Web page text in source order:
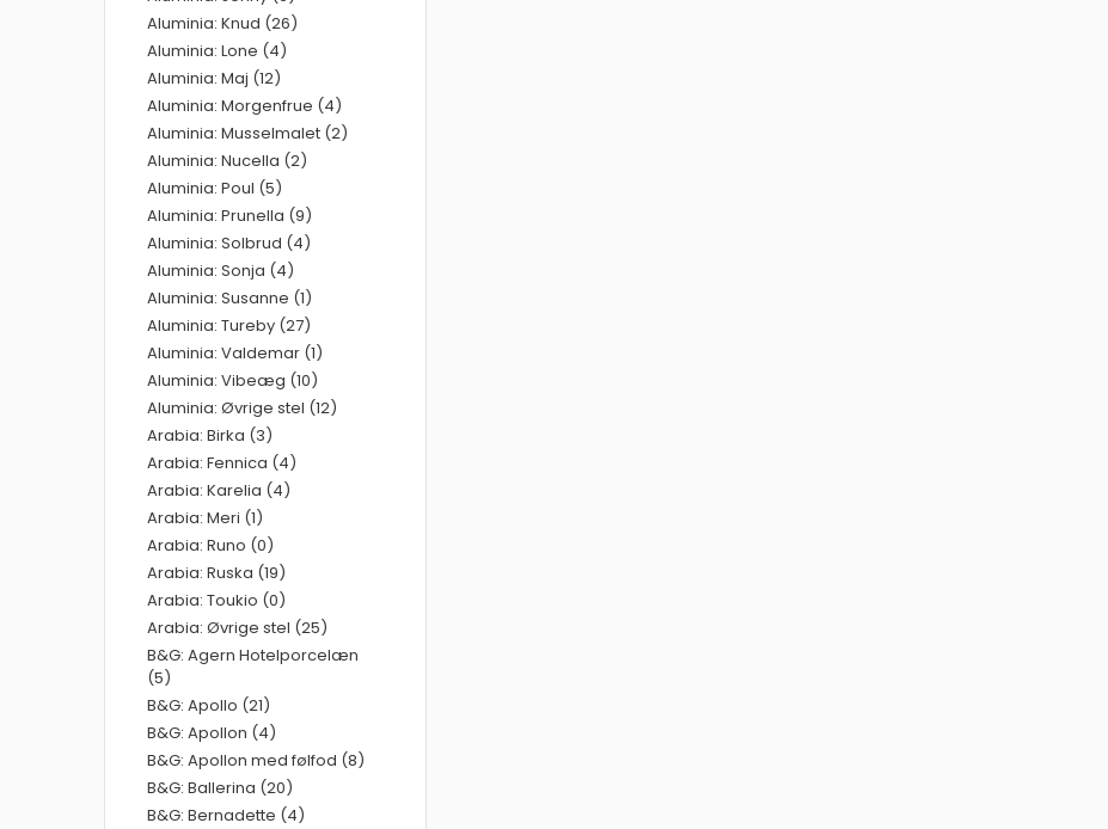
Aluminia: Knud (26)
Aluminia: Lone (4)
Aluminia: Maj (12)
Aluminia: Morgenfrue (4)
Aluminia: Musselmalet (2)
Aluminia: Nucella (2)
Aluminia: Poul (5)
Aluminia: Prunella (9)
Aluminia: Solbrud (4)
Aluminia: Sonja (4)
Aluminia: Susanne (1)
Aluminia: Tureby (27)
Aluminia: Valdemar (1)
Aluminia: Vibeæg (10)
Aluminia: Øvrige stel (12)
Arabia: Birka (3)
Arabia: Fennica (4)
Arabia: Karelia (4)
Arabia: Meri (1)
Arabia: Runo (0)
Arabia: Ruska (19)
Arabia: Toukio (0)
Arabia: Øvrige stel (25)
B&G: Agern Hotelporcelæn
(5)
B&G: Apollo (21)
B&G: Apollon (4)
B&G: Apollon med følfod (8)
B&G: Ballerina (20)
B&G: Bernadette (4)